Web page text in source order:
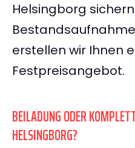
Helsingborg
erstellen wir Ihnen
Festpreisangebot.
BEILADUNG ODER
HELSINGBORG?